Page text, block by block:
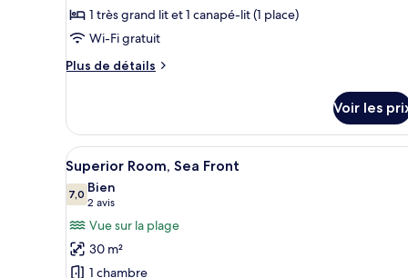
type
de
chambre :
Royal
Jacuzzi
on
balcony,
Sea
Front
1 très grand lit et 1 canapé-lit (1 place)
Wi-Fi gratuit
Plus de détails
Plus
le
type
de
chambre
Royal
Suite
with
Jacuzzi
on
Voir les
Afficher
toutes
les
photos
pour
ce
Un balcon avec vue sur
15
Superior Room, Sea Front
7,07,0 sur 10
Bien
2 avis
(2 avis)
Vue sur la plage
30 m²
1 chambre